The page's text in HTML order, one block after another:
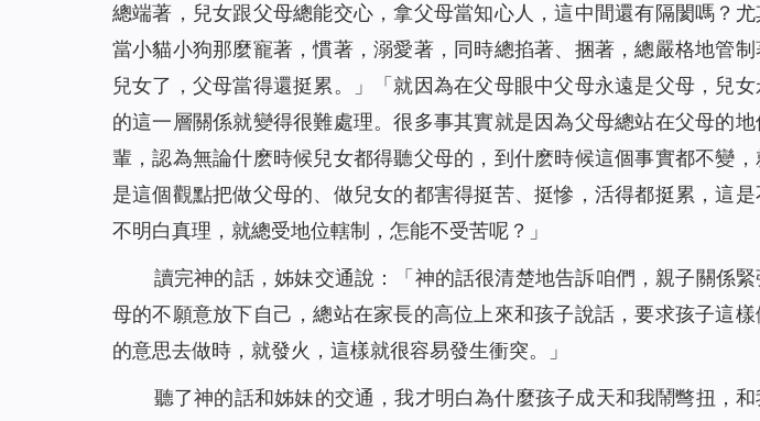
總端著，兒女跟父母總能交心，拿父母當知心人，這中間還有隔閡嗎？
當小貓小狗那麼寵著，慣著，溺愛著，同時總掐著、捆著，總嚴格地管
兒女了，父母當得還挺累。
」「 就因為在父母眼中父母永遠是父母，兒
的這一層關係就變得很難處理。很多事其實就是因為父母總站在父母的
輩，認為無論什麽時候兒女都得聽父母的，到什麽時候這個事實都不變
是這個觀點把做父母的、做兒女的都害得挺苦、挺慘，活得都挺累，這
不明白真理，就總受地位轄制，怎能不受苦呢？ 」
讀完神的話，姊妹交通說：「神的話很清楚地告訴咱們，親子關係
母的不願意放下自己，總站在家長的高位上來和孩子說話，要求孩子這
的意思去做時，就發火，這樣就很容易發生衝突。」
聽了神的話和姊妹的交通，我才明白為什麼孩子成天和我鬧彆扭，